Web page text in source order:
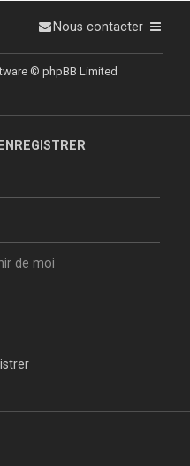
Nous contacter
© phpBB Limited
de moi